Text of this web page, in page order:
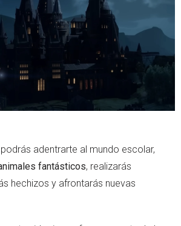
adentrarte al mundo escolar,
fantásticos, realizarás
hechizos y afrontarás nuevas